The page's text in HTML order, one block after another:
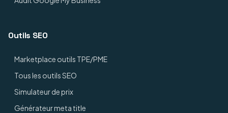
Outils SEO
Marketplace outils TPE/PME
Tous les outils SEO
Simulateur de prix
Générateur meta title